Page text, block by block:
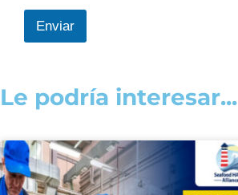
Enviar
Le podría interesar...